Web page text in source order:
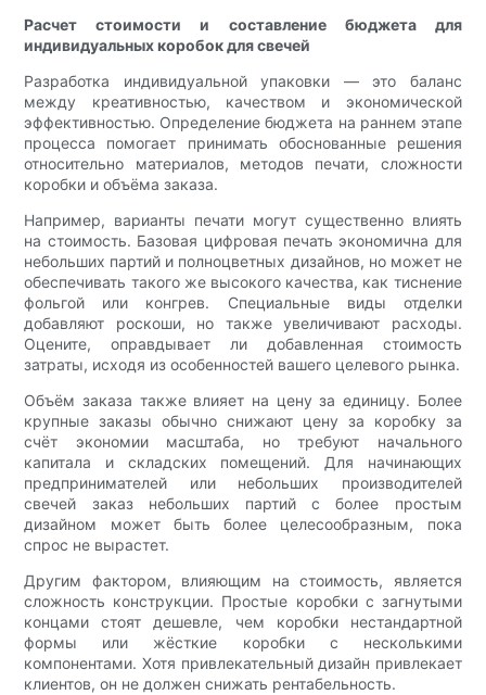
Расчет стоимости и составление бюджета для
индивидуальных коробок для свечей
Разработка индивидуальной упаковки — это баланс
между креативностью, качеством и экономической
эффективностью. Определение бюджета на раннем этапе
процесса помогает принимать обоснованные решения
относительно материалов, методов печати, сложности
коробки и объёма заказа.
Например, варианты печати могут существенно влиять
на стоимость. Базовая цифровая печать экономична для
небольших партий и полноцветных дизайнов, но может не
обеспечивать такого же высокого качества, как тиснение
фольгой или конгрев. Специальные виды отделки
добавляют роскоши, но также увеличивают расходы.
Оцените, оправдывает ли добавленная стоимость
затраты, исходя из особенностей вашего целевого рынка.
Объём заказа также влияет на цену за единицу. Более
крупные заказы обычно снижают цену за коробку за
счёт экономии масштаба, но требуют начального
капитала и складских помещений. Для начинающих
предпринимателей или небольших производителей
свечей заказ небольших партий с более простым
дизайном может быть более целесообразным, пока
спрос не вырастет.
Другим фактором, влияющим на стоимость, является
сложность конструкции. Простые коробки с загнутыми
концами стоят дешевле, чем коробки нестандартной
формы или жёсткие коробки с несколькими
компонентами. Хотя привлекательный дизайн привлекает
клиентов, он не должен снижать рентабельность.